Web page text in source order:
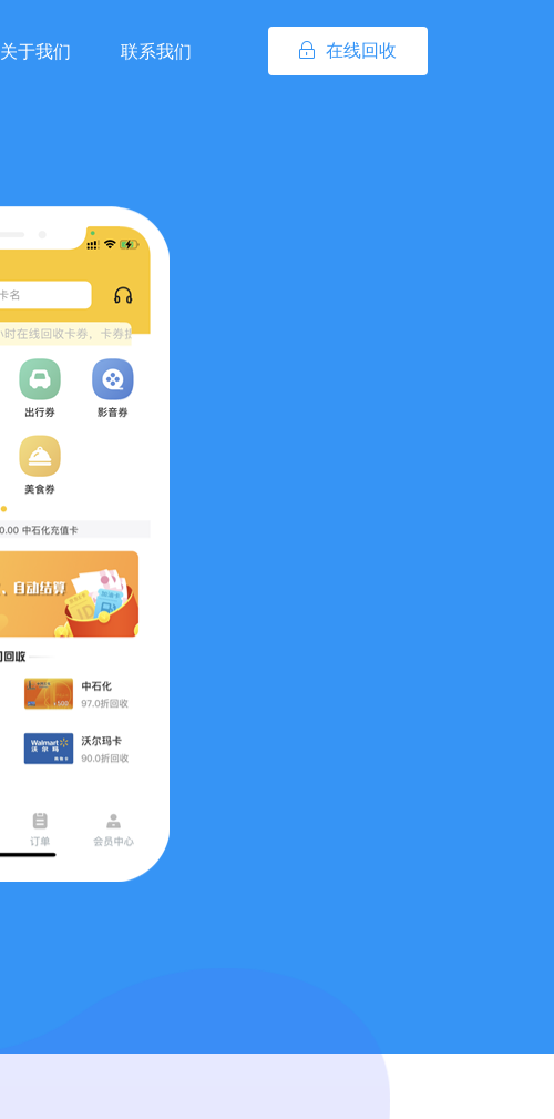
在线回收
关于我们 联系我们